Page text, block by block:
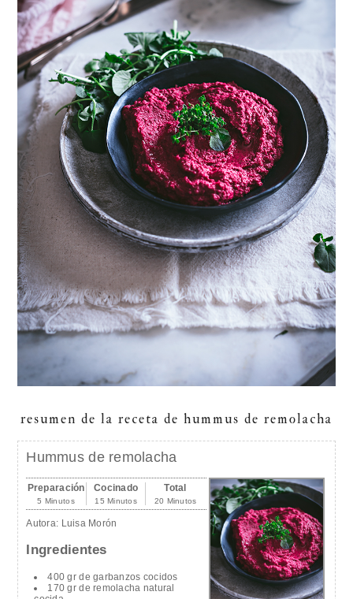
resumen de la receta de hummus de remolacha
Hummus de remolacha
Preparación
5 Minutos
Cocinado
15 Minutos
Total
20 Minutos
Autora: Luisa Morón
Ingredientes
400 gr de garbanzos cocidos
170 gr de remolacha natural